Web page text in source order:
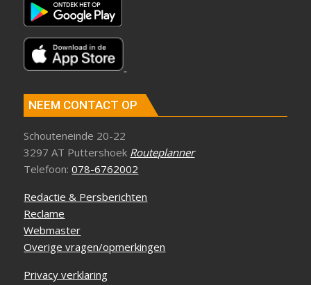
NEEM CONTACT OP
Schouteneinde 20-22
3297 AT Puttershoek Routeplanner
Telefoon:078-6762002
Redactie & Persberichten
Reclame
Webmaster
Overige vragen/opmerkingen
Privacy verklaring